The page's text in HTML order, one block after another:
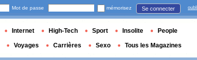
Mot de passe mémorisez Se connecter
Internet High-Tech Sport Insolite People
Voyages Carrières Sexo Tous les Magazines